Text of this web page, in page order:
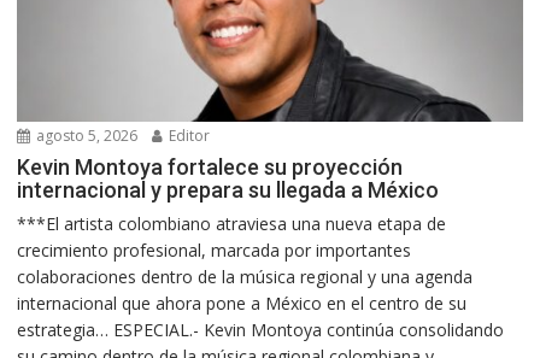
agosto 5, 2026 Editor
Kevin Montoya fortalece su proyección
internacional y prepara su llegada a México
***El artista colombiano atraviesa una nueva etapa de
crecimiento profesional, marcada por importantes
colaboraciones dentro de la música regional y una agenda
internacional que ahora pone a México en el centro de su
estrategia… ESPECIAL.- Kevin Montoya continúa consolidando